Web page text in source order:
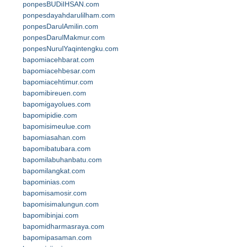
ponpesBUDiIHSAN.com
ponpesdayahdarulilham.com
ponpesDarulAmilin.com
ponpesDarulMakmur.com
ponpesNurulYaqintengku.com
bapomiacehbarat.com
bapomiacehbesar.com
bapomiacehtimur.com
bapomibireuen.com
bapomigayolues.com
bapomipidie.com
bapomisimeulue.com
bapomiasahan.com
bapomibatubara.com
bapomilabuhanbatu.com
bapomilangkat.com
bapominias.com
bapomisamosir.com
bapomisimalungun.com
bapomibinjai.com
bapomidharmasraya.com
bapomipasaman.com